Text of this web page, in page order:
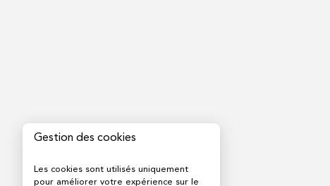
Gestion des cookies
Les cookies sont utilisés uniquement
pour améliorer votre expérience sur le